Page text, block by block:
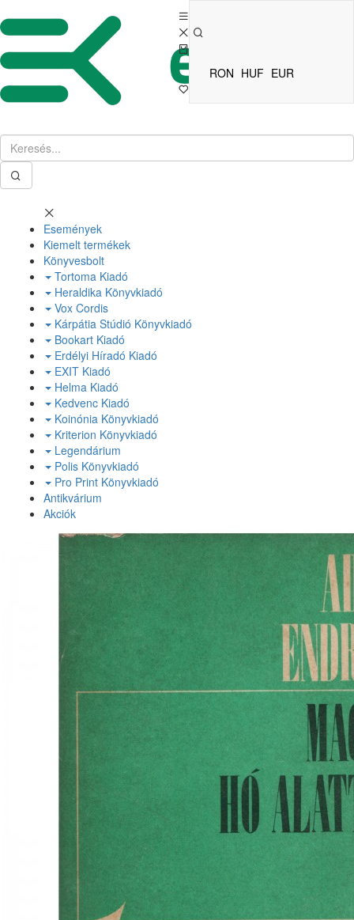
RON HUF EUR
Események
Kiemelt termékek
Könyvesbolt
Tortoma Kiadó
Heraldika Könyvkiadó
Vox Cordis
Kárpátia Stúdió Könyvkiadó
Bookart Kiadó
Erdélyi Híradó Kiadó
EXIT Kiadó
Helma Kiadó
Kedvenc Kiadó
Koinónia Könyvkiadó
Kriterion Könyvkiadó
Legendárium
Polis Könyvkiadó
Pro Print Könyvkiadó
Antikvárium
Akciók